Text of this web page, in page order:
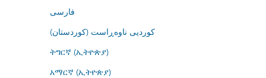
فارسى
کوردیی ناوەڕاست (کوردستان)
ትግርኛ (ኢትዮጵያ)
አማርኛ (ኢትዮጵያ)